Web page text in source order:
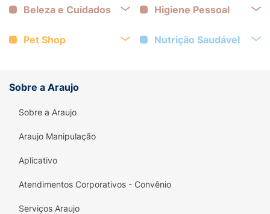
Beleza e Cuidados Higiene Pessoal
Pet Shop Nutrição Saudável
Sobre a Araujo
Sobre a Araujo
Araujo Manipulação
Aplicativo
Atendimentos Corporativos - Convênio
Serviços Araujo